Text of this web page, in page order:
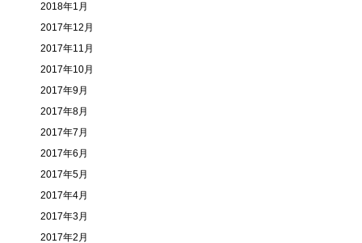
2018年1月
2017年12月
2017年11月
2017年10月
2017年9月
2017年8月
2017年7月
2017年6月
2017年5月
2017年4月
2017年3月
2017年2月